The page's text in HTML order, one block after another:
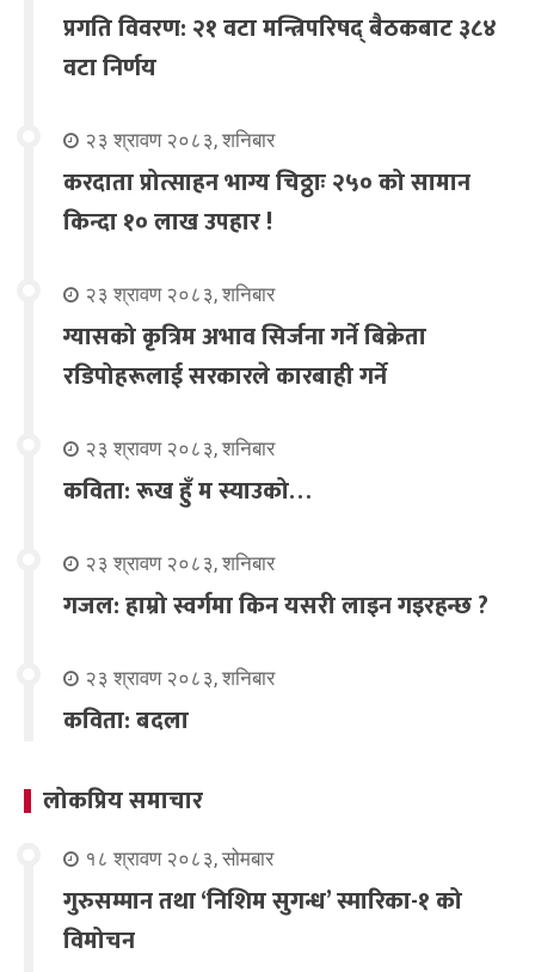
प्रगति विवरण: २१ वटा मन्त्रिपरिषद् बैठकबाट ३८४
वटा निर्णय
२३ श्रावण २०८३, शनिबार
करदाता प्रोत्साहन भाग्य चिठ्ठाः २५० को सामान
किन्दा १० लाख उपहार !
२३ श्रावण २०८३, शनिबार
ग्यासको कृत्रिम अभाव सिर्जना गर्ने बिक्रेता
रडिपोहरूलाई सरकारले कारबाही गर्ने
२३ श्रावण २०८३, शनिबार
कविता: रूख हुँ म स्याउको…
२३ श्रावण २०८३, शनिबार
गजल: हाम्रो स्वर्गमा किन यसरी लाइन गइरहन्छ ?
२३ श्रावण २०८३, शनिबार
कविता: बदला
लोकप्रिय समाचार
१८ श्रावण २०८३, सोमबार
गुरुसम्मान तथा ‘निशिम सुगन्ध’ स्मारिका-१ को
विमोचन